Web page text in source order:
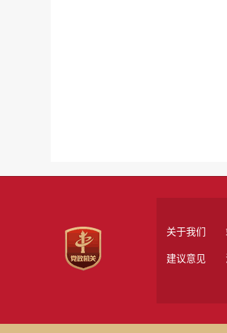
关于我们
建议意见